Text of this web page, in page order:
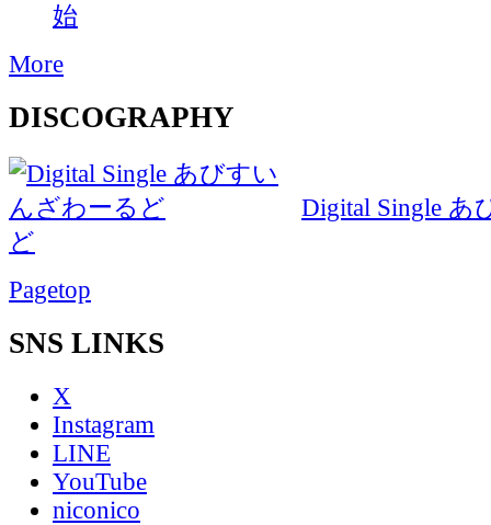
始
More
DISCOGRAPHY
Digital Single あ
ど
Pagetop
SNS LINKS
X
Instagram
LINE
YouTube
niconico